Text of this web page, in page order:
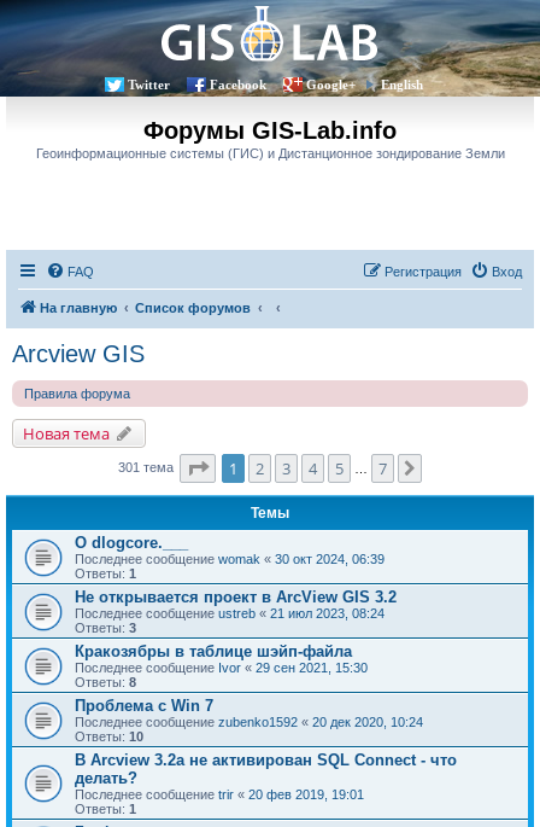
Twitter Facebook Google+ English
Форумы GIS-Lab.info
Геоинформационные системы (ГИС) и Дистанционное зондирование Земли
FAQ Вход
Регистрация
На главную Список форумов
Arcview GIS
Правила форума
Новая тема
301 тема Страница1 из
1 2 3 4 5 7
Темы
О dlogcore.___
Последнее сообщение womak « 30 окт 2024, 06:39
Ответы: 1
Не открывается проект в ArcView GIS 3.2
Последнее сообщение ustreb « 21 июл 2023, 08:24
Ответы: 3
Кракозябры в таблице шэйп-файла
Последнее сообщение Ivor « 29 сен 2021, 15:30
Ответы: 8
Проблема с Win 7
Последнее сообщение zubenko1592 « 20 дек 2020, 10:24
Ответы: 10
В Arcview 3.2a не активирован SQL Connect - что
делать?
Последнее сообщение trir « 20 фев 2019, 19:01
Ответы: 1